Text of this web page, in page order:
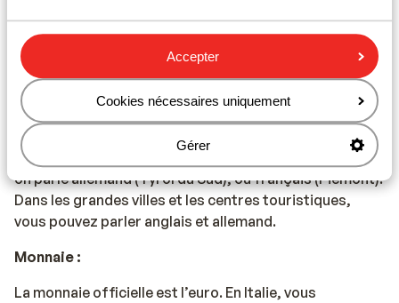
Accepter
Cookies nécessaires uniquement
Gérer
Capitale :
La capitale de l’Italie est Rome.
Langue :
La langue officielle est l’italien. Dans certaines régions,
on parle allemand (Tyrol du Sud), ou français (Piémont).
Dans les grandes villes et les centres touristiques,
vous pouvez parler anglais et allemand.
Monnaie :
La monnaie officielle est l’euro. En Italie, vous